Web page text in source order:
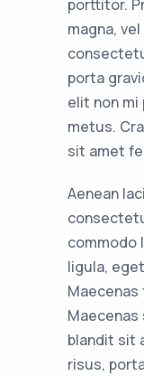
porttitor.
magna,
porta
elit non
metus.
sit amet
Aenean
commodo
ligula,
blandit sit
risus,